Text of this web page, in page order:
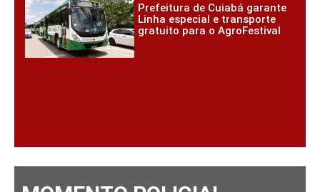
Prefeitura de Cuiabá garante
Linha especial e transporte
gratuito para o AgroFestival